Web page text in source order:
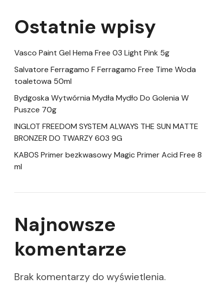
Ostatnie wpisy
Vasco Paint Gel Hema Free 03 Light Pink 5g
Salvatore Ferragamo F Ferragamo Free Time Woda
toaletowa 50ml
Bydgoska Wytwórnia Mydła Mydło Do Golenia W
Puszce 70g
INGLOT FREEDOM SYSTEM ALWAYS THE SUN MATTE
BRONZER DO TWARZY 603 9G
KABOS Primer bezkwasowy Magic Primer Acid Free 8
ml
Najnowsze
komentarze
Brak komentarzy do wyświetlenia.